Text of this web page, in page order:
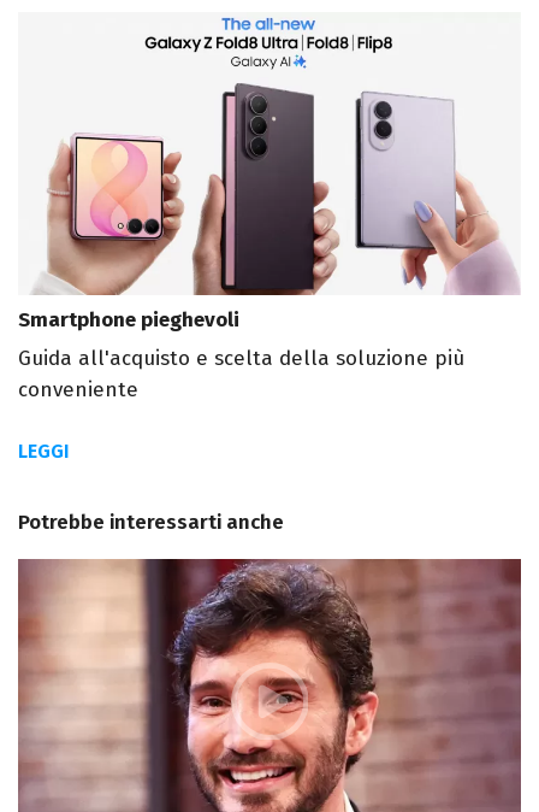
Smartphone pieghevoli
Guida all'acquisto e scelta della soluzione più
conveniente
LEGGI
Potrebbe interessarti anche